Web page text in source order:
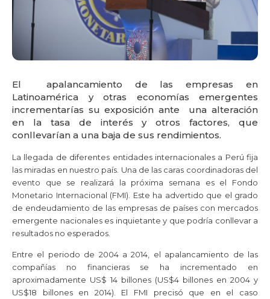
El apalancamiento de las empresas en
Latinoamérica y otras economías emergentes
incrementarías su exposición ante una alteración
en la tasa de interés y otros factores, que
conllevarían a una baja de sus rendimientos.
La llegada de diferentes entidades internacionales a Perú fija
las miradas en nuestro país. Una de las caras coordinadoras del
evento que se realizará la próxima semana es el Fondo
Monetario Internacional (FMI). Este ha advertido que el grado
de endeudamiento de las empresas de países con mercados
emergente nacionales es inquietante y que podría conllevar a
resultados no esperados.
Entre el periodo de 2004 a 2014, el apalancamiento de las
compañías no financieras se ha incrementado en
aproximadamente US$ 14 billones (US$4 billones en 2004 y
US$18 billones en 2014). El FMI precisó que en el caso